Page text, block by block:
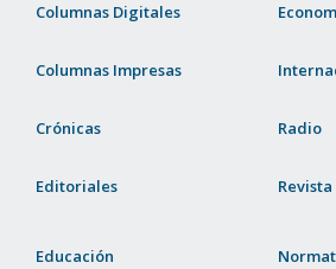
Columnas Digitales
Columnas Impresas
Crónicas
Editoriales
Radio
Educación